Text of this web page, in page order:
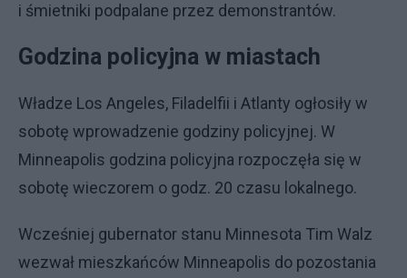
i śmietniki podpalane przez demonstrantów.
Godzina policyjna w miastach
Władze Los Angeles, Filadelfii i Atlanty ogłosiły w
sobotę wprowadzenie godziny policyjnej. W
Minneapolis godzina policyjna rozpoczęła się w
sobotę wieczorem o godz. 20 czasu lokalnego.
Wcześniej gubernator stanu Minnesota Tim Walz
wezwał mieszkańców Minneapolis do pozostania